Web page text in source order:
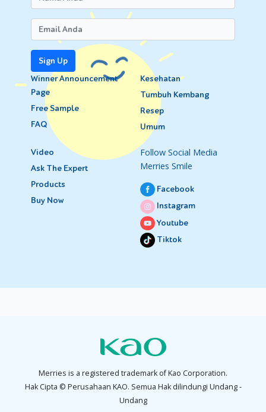
Sign Up
Winner Announcement
Page
Free Sample
FAQ
Kesehatan
Tumbuh Kembang
Resep
Umum
Video
Ask The Expert
Products
Buy Now
Follow Social Media
Merries Smile
Facebook
Instagram
Youtube
Tiktok
Merries is a registered trademark of Kao Corporation.
Hak Cipta © Perusahaan KAO. Semua Hak dilindungi Undang -
Undang